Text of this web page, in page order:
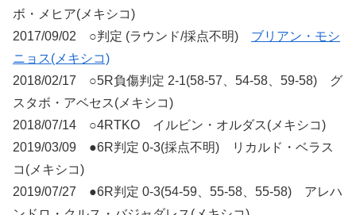
ボ・メヒア(メキシコ)
2017/09/02 ○判定 (ラウンド/採点不明) ブリアン・モシ
ニョス(メキシコ)
2018/02/17 ○5R負傷判定 2-1(58-57、54-58、59-58) グ
スタボ・アベセス(メキシコ)
2018/07/14 ○4RTKO イルビン・オルダス(メキシコ)
2019/03/09 ●6R判定 0-3(採点不明) リカルド・ベラス
コ(メキシコ)
2019/07/27 ●6R判定 0-3(54-59、55-58、55-58) アレハ